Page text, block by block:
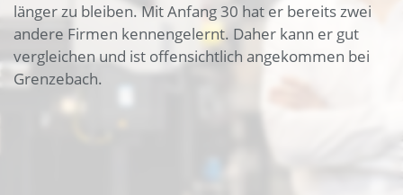
länger zu bleiben. Mit Anfang 30 hat er bereits zwei
andere Firmen kennengelernt. Daher kann er gut
vergleichen und ist offensichtlich angekommen bei
Grenzebach.